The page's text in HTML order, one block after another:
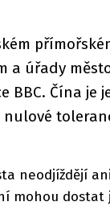
a úřady
Čína je
neodjíždějí
mohou